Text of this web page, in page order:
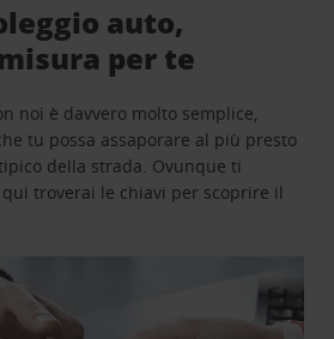
auto,
per te
noi è davvero molto semplice,
tu possa assaporare al più presto
della strada. Ovunque ti
troverai le chiavi per scoprire il